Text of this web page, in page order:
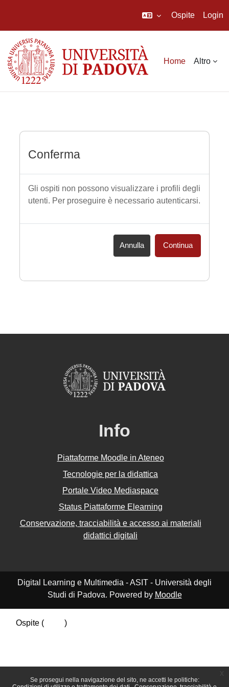
Se prosegui nella navigazione del sito, ne accetti le politiche:
Ospite Login
Home Altro
Conferma
Gli ospiti non possono visualizzare i profili degli
utenti. Per proseguire è necessario autenticarsi.
Annulla Continua
Info
Piattaforme Moodle in Ateneo
Tecnologie per la didattica
Portale Video Mediaspace
Status Piattaforme Elearning
Conservazione, tracciabilità e accesso ai materiali
didattici digitali
Digital Learning e Multimedia - ASIT - Università degli
Studi di Padova. Powered by Moodle
Ospite (
)